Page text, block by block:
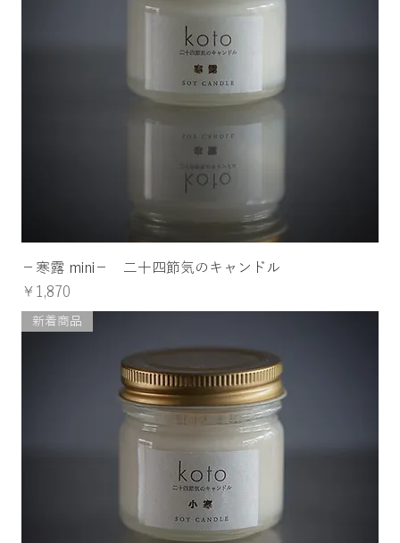
−寒露 mini− 二十四節気のキャンドル
価格
￥1,870
新着商品